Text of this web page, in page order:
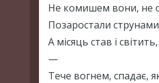
Не комишем вони, не
Позаростали
А місяць став і
—
Тече вогнем, спадає,